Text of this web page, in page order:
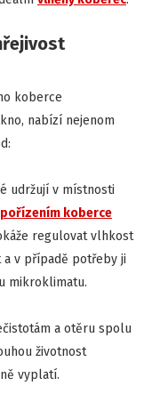
koberce
nabízí nejenom
udržují v místnosti
pořízením koberce
regulovat vlhkost
v případě potřeby ji
mikroklimatu.
a otěru spolu
životnost
vyplatí.